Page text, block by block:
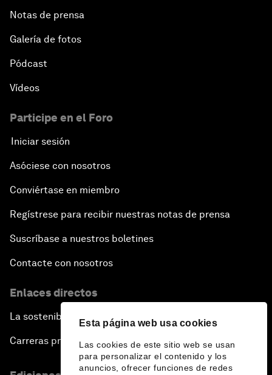
Esta página web usa cookies
Las cookies de este sitio web se usan
para personalizar el contenido y los
anuncios, ofrecer funciones de redes
Notas de prensa
Galería de fotos
Pódcast
Vídeos
Participe en el Foro
Iniciar sesión
Asóciese con nosotros
Conviértase en miembro
Regístrese para recibir nuestras notas de prensa
Suscríbase a nuestros boletines
Contacte con nosotros
Enlaces directos
La sostenibilidad en el Foro
Carreras profesionales